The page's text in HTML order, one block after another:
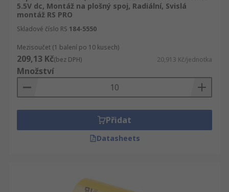
5.5V dc, Montáž na plošný spoj, Radiální, Svislá
montáž RS PRO
Skladové číslo RS 184-5550
Mezisoučet (1 balení po 10 kusech)
209,13 Kč(bez DPH) 20,913 Kč/jednotka
Množství
Přidat
Datasheets